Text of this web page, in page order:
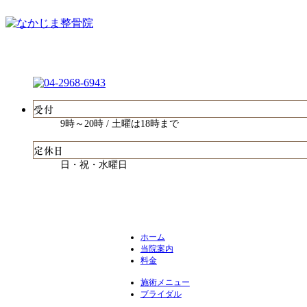
受付
9時～20時 / 土曜は18時まで
定休日
日・祝・水曜日
ホーム
当院案内
料金
施術メニュー
ブライダル